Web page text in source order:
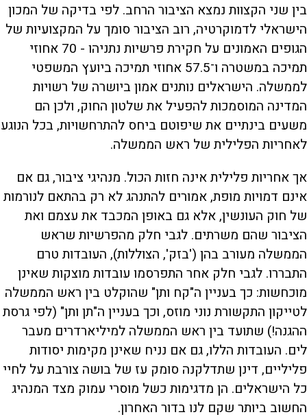
בין שני הקצוות נמצא הציבור הרחב. לפי בדיקה של המכון
הישראלי לדמוקרטיה, רוב הציבור סומך על המקצועיות של
הגופים האמונים על חקירת פרשיות נתניהו - 70 אחוזי
תמיכה במשטרה ו־57.5 אחוזי תמיכה ביועץ המשפטי
לממשלה. הישראלים נותנים אמון ביושרה של רשויות
המדינה המוסמכות להפעיל את שלטון החוק, ולכן הם
משעים בינתיים את שיפוטם ביחס להתרחשויות, בכל הנוגע
לאחריות הפלילית של ראש הממשלה.
אך אחריות פלילית אינה חזות הכול. מנהיגי ציבור, גם אם
אינם דמויות מופת, אמורים להתנהג לא רק בהתאם לנורמות
של חוק העונשין, אלא גם באופן המכבד את עצמם ואת
הציבור שהם משרתים. לגבי חלק מהפרשיות שראש
הממשלה מעורב בהן ('בזק', הצוללות), העובדות טרם
התבררו. לגבי חלק אחר התפרסמו עובדות מוצקות שאינן
מוכחשות: כך בעניין ה"קח ותן" שהוקלט בין ראש הממשלה
לטייקון התקשורת נוני מוזס, וכך בעניין ה"תן ותן" (לפי גרסת
ההגנה!) שתועד בין ראש הממשלה למיליארדרים מעבר
לים. העובדות הללו, גם אם נניח שאינן מקימות יסודות
פליליים, דינן שתדלקנה סומק עז של בושה צורבת על לחיי
כל הישראלים. הן מדגימות כשל מוסרי עמוק מצד המנהיג
החשוב ביותר שקם לנו בדור האחרון.